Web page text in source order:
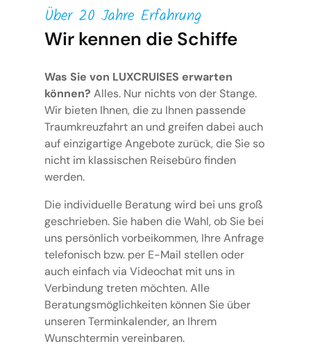
Über 20 Jahre Erfahrung
Wir kennen die Schiffe
Was Sie von LUXCRUISES erwarten
können? Alles. Nur nichts von der Stange.
Wir bieten Ihnen, die zu Ihnen passende
Traumkreuzfahrt an und greifen dabei auch
auf einzigartige Angebote zurück, die Sie so
nicht im klassischen Reisebüro finden
werden.
Die individuelle Beratung wird bei uns groß
geschrieben. Sie haben die Wahl, ob Sie bei
uns persönlich vorbeikommen, Ihre Anfrage
telefonisch bzw. per E-Mail stellen oder
auch einfach via Videochat mit uns in
Verbindung treten möchten. Alle
Beratungsmöglichkeiten können Sie über
unseren Terminkalender, an Ihrem
Wunschtermin vereinbaren.